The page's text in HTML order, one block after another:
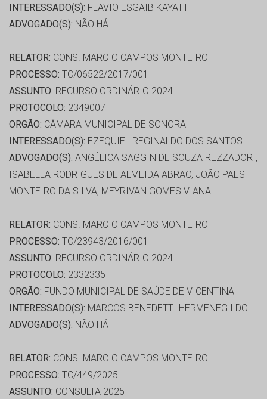
INTERESSADO(S): FLAVIO ESGAIB KAYATT
ADVOGADO(S): NÃO HÁ
RELATOR: CONS. MARCIO CAMPOS MONTEIRO
PROCESSO: TC/06522/2017/001
ASSUNTO: RECURSO ORDINÁRIO 2024
PROTOCOLO: 2349007
ORGÃO: CÂMARA MUNICIPAL DE SONORA
INTERESSADO(S): EZEQUIEL REGINALDO DOS SANTOS
ADVOGADO(S): ANGÉLICA SAGGIN DE SOUZA REZZADORI,
ISABELLA RODRIGUES DE ALMEIDA ABRAO, JOÃO PAES
MONTEIRO DA SILVA, MEYRIVAN GOMES VIANA
RELATOR: CONS. MARCIO CAMPOS MONTEIRO
PROCESSO: TC/23943/2016/001
ASSUNTO: RECURSO ORDINÁRIO 2024
PROTOCOLO: 2332335
ORGÃO: FUNDO MUNICIPAL DE SAÚDE DE VICENTINA
INTERESSADO(S): MARCOS BENEDETTI HERMENEGILDO
ADVOGADO(S): NÃO HÁ
RELATOR: CONS. MARCIO CAMPOS MONTEIRO
PROCESSO: TC/449/2025
ASSUNTO: CONSULTA 2025